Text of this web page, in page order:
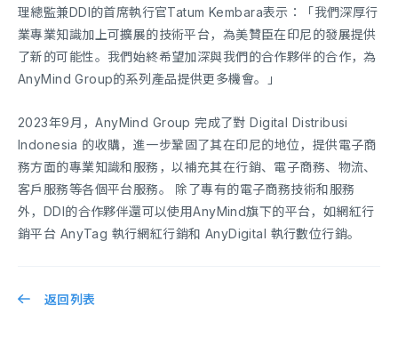
理總監兼DDI的首席執行官Tatum Kembara表示：「我們深厚行
業專業知識加上可擴展的技術平台，為美贊臣在印尼的發展提供
了新的可能性。我們始終希望加深與我們的合作夥伴的合作，為
AnyMind Group的系列產品提供更多機會。」
2023年9月，AnyMind Group 完成了對 Digital Distribusi
Indonesia 的收購，進一步鞏固了其在印尼的地位，提供電子商
務方面的專業知識和服務，以補充其在行銷、電子商務、物流、
客戶服務等各個平台服務。 除了專有的電子商務技術和服務
外，DDI的合作夥伴還可以使用AnyMind旗下的平台，如網紅行
銷平台 AnyTag 執行網紅行銷和 AnyDigital 執行數位行銷。
返回列表